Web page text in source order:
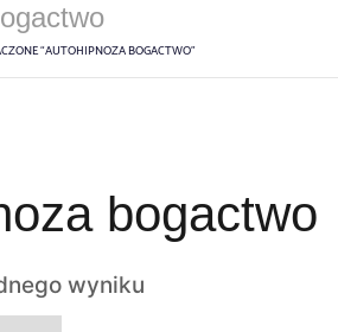
“AUTOHIPNOZA BOGACTWO”
bogactwo
wyniku